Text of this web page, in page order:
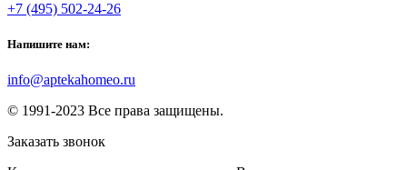
+7 (495) 502-24-26
Напишите нам:
info@aptekahomeo.ru
© 1991-2023 Все права защищены.
Заказать звонок